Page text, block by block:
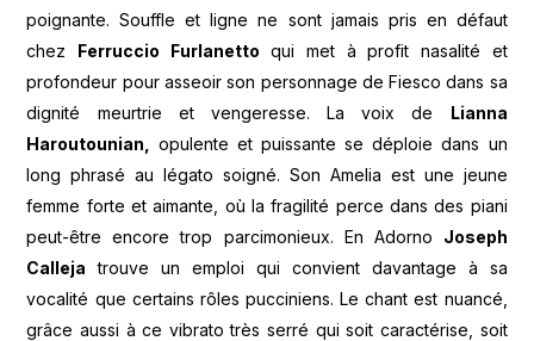
poignante. Souffle et ligne ne sont jamais pris en défaut
chez Ferruccio Furlanetto qui met à profit nasalité et
profondeur pour asseoir son personnage de Fiesco dans sa
dignité meurtrie et vengeresse. La voix de Lianna
Haroutounian, opulente et puissante se déploie dans un
long phrasé au légato soigné. Son Amelia est une jeune
femme forte et aimante, où la fragilité perce dans des piani
peut-être encore trop parcimonieux. En Adorno Joseph
Calleja trouve un emploi qui convient davantage à sa
vocalité que certains rôles pucciniens. Le chant est nuancé,
grâce aussi à ce vibrato très serré qui soit caractérise, soit